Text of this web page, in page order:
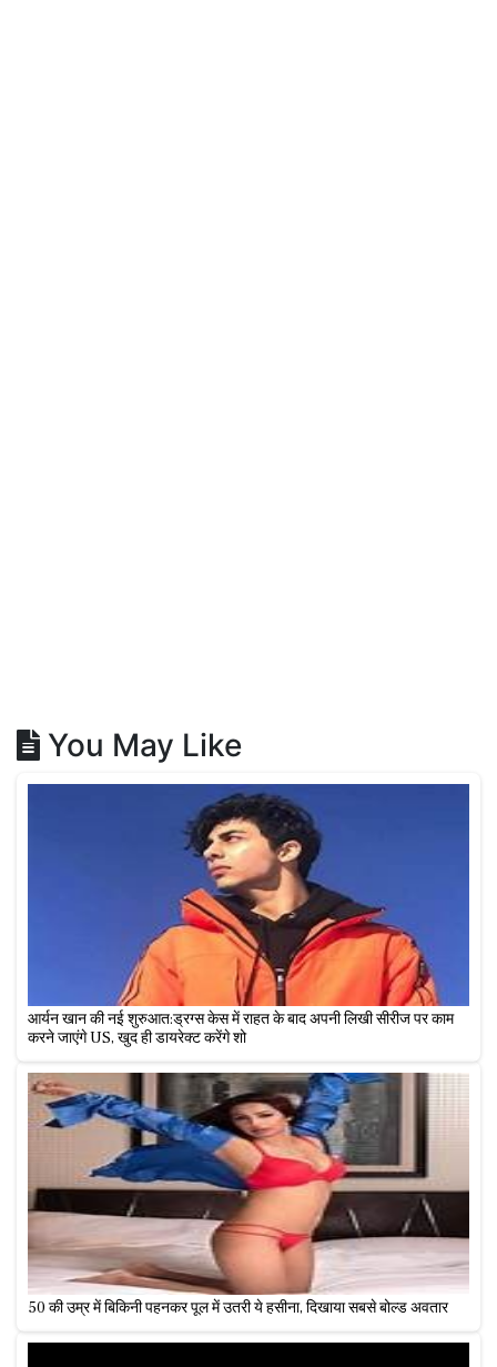
You May Like
आर्यन खान की नई शुरुआत:ड्रग्स केस में राहत के बाद अपनी लिखी सीरीज पर काम
करने जाएंगे US, खुद ही डायरेक्ट करेंगे शो
50 की उम्र में बिकिनी पहनकर पूल में उतरी ये हसीना, दिखाया सबसे बोल्ड अवतार